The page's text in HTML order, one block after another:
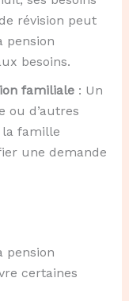
révision peut
pension
besoins.
familiale: Un
ou d’autres
la famille
une demande
pension
certaines